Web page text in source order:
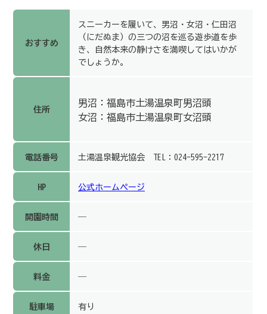
おすすめ
スニーカーを履いて、男沼・女沼・仁田沼
（にだぬま）の三つの沼を巡る遊歩道を歩
き、自然本来の静けさを満喫してはいかが
でしょうか。
住所
男沼：福島市土湯温泉町男沼頭
女沼：福島市土湯温泉町女沼頭
電話番号 土湯温泉観光協会 TEL：024-595-2217
HP 公式ホームページ
開園時間 ―
休日 ―
料金 ―
駐車場 有り